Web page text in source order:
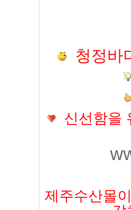
청정바
신선함을
제주수산몰